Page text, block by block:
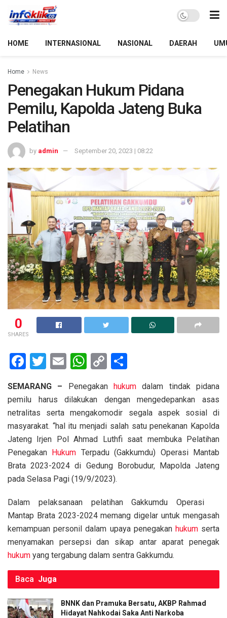
HOME INTERNASIONAL NASIONAL DAERAH
Home News
Penegakan Hukum Pidana
Pemilu, Kapolda Jateng Buka
Pelatihan
by admin September 20, 2023 | 08:22
0
SHARES
F
ce
b
o
o
k
T
tt
er
E
ail
W
at
s
A
p
p
C
py
Li
n
k
ar
e
SEMARANG – Penegakan hukum dalam tindak pidana
pemilu harus dilakukan dengan mengedepankan asas
netralitas serta mengakomodir segala aspek sosial di
masyarakat. “hal itu menjadi salah satu penekanan Kapolda
Jateng Irjen Pol Ahmad Luthfi saat membuka Pelatihan
Penegakan
Hukum Terpadu (Gakkumdu) Operasi Mantab
Brata 2023-2024 di Gedung Borobudur, Mapolda Jateng
pada Selasa Pagi (19/9/2023).
Dalam pelaksanaan pelatihan Gakkumdu Operasi
Mantap Brata 2023-2024 memang digelar untuk mengasah
kemampuan personil dalam upaya penegakan hukumserta
menyamakan persepsi dan sikap antar aparat penegak
hukum yang tergabung dalam sentra Gakkumdu.
Baca Juga
BNNK dan Pramuka Bersatu, AKBP Rahmad
Hidayat Nahkodai Saka Anti Narkoba